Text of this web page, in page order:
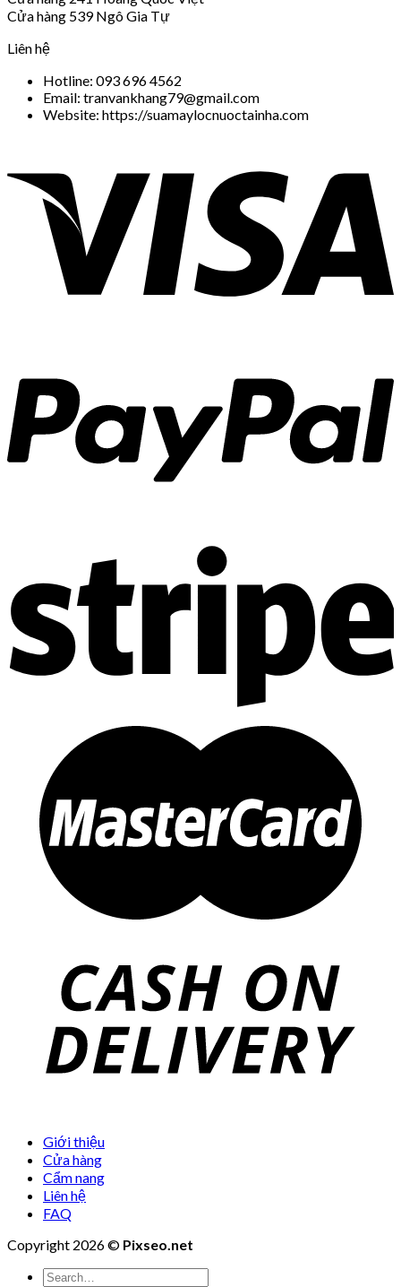
Cửa hàng 539 Ngô Gia Tự
Liên hệ
Hotline: 093 696 4562
Email: tranvankhang79@gmail.com
Website: https://suamaylocnuoctainha.com
Giới thiệu
Cửa hàng
Cẩm nang
Liên hệ
FAQ
Copyright 2026 © Pixseo.net
Search